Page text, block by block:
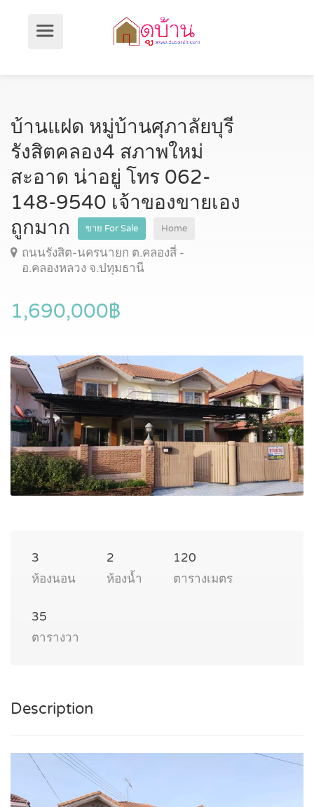
บ้านแฝด หมู่บ้านศุภาลัยบุรี
รังสิตคลอง4 สภาพใหม่
สะอาด น่าอยู่ โทร 062-
148-9540 เจ้าของขายเอง
ถูกมาก
ขาย For Sale Home
ถนนรังสิต-นครนายก ต.คลองสี่ -
อ.คลองหลวง จ.ปทุมธานี
1,690,000฿
3
ห้องนอน
2
ห้องน้ำ
120
ตารางเมตร
35
ตารางวา
Description